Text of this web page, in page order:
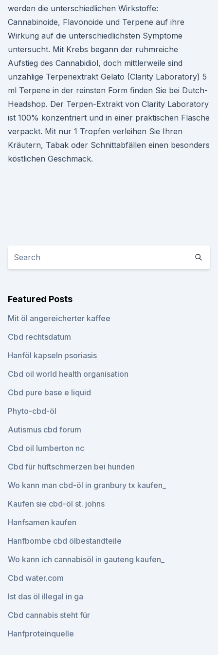
werden die unterschiedlichen Wirkstoffe:
Cannabinoide, Flavonoide und Terpene auf ihre
Wirkung auf die unterschiedlichsten Symptome
untersucht. Mit Krebs begann der ruhmreiche
Aufstieg des Cannabidiol, doch mittlerweile sind
unzählige Terpenextrakt Gelato (Clarity Laboratory) 5
ml Terpene in der reinsten Form finden Sie bei Dutch-
Headshop. Der Terpen-Extrakt von Clarity Laboratory
ist 100% konzentriert und in einer praktischen Flasche
verpackt. Mit nur 1 Tropfen verleihen Sie Ihren
Kräutern, Tabak oder Schnittabfällen einen besonders
köstlichen Geschmack.
Featured Posts
Mit öl angereicherter kaffee
Cbd rechtsdatum
Hanföl kapseln psoriasis
Cbd oil world health organisation
Cbd pure base e liquid
Phyto-cbd-öl
Autismus cbd forum
Cbd oil lumberton nc
Cbd für hüftschmerzen bei hunden
Wo kann man cbd-öl in granbury tx kaufen_
Kaufen sie cbd-öl st. johns
Hanfsamen kaufen
Hanfbombe cbd ölbestandteile
Wo kann ich cannabisöl in gauteng kaufen_
Cbd water.com
Ist das öl illegal in ga
Cbd cannabis steht für
Hanfproteinquelle